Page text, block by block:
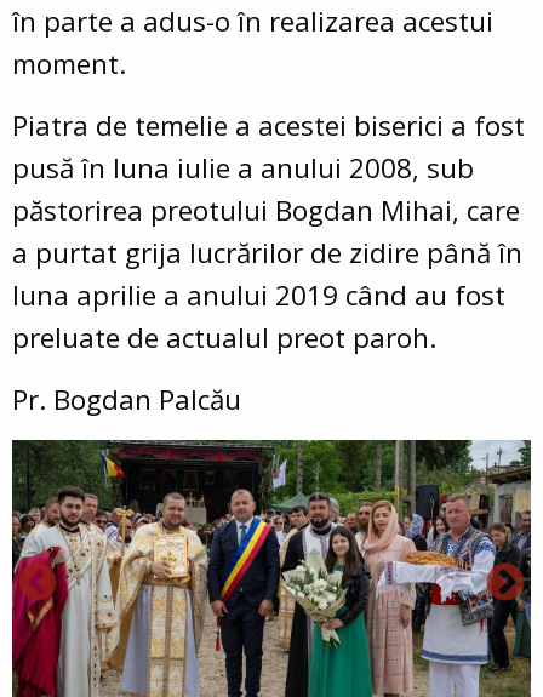
în parte a adus-o în realizarea acestui
moment.
Piatra de temelie a acestei biserici a fost
pusă în luna iulie a anului 2008, sub
păstorirea preotului Bogdan Mihai, care
a purtat grija lucrărilor de zidire până în
luna aprilie a anului 2019 când au fost
preluate de actualul preot paroh.
Pr. Bogdan Palcău